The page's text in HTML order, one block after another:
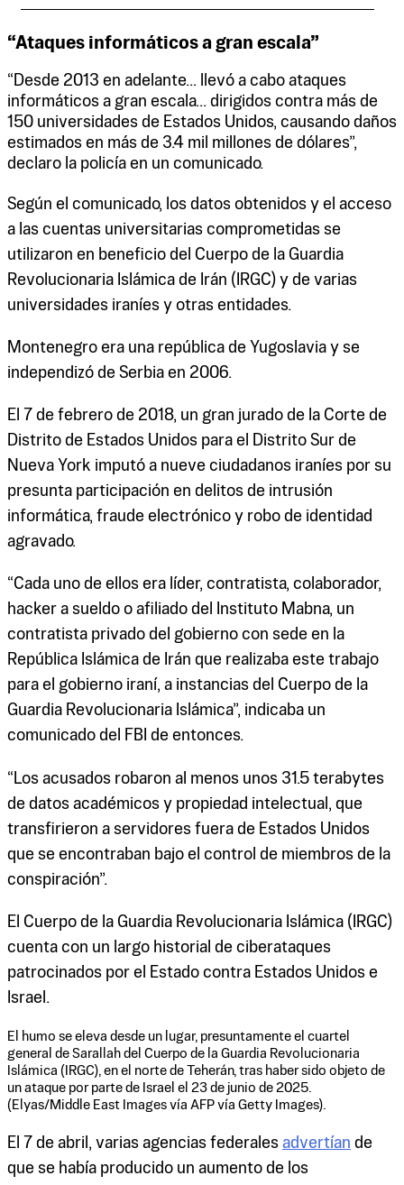
“Ataques informáticos a gran escala”
“Desde 2013 en adelante... llevó a cabo ataques
informáticos a gran escala... dirigidos contra más de
150 universidades de Estados Unidos, causando daños
estimados en más de 3.4 mil millones de dólares”,
declaro la policía en un comunicado.
Según el comunicado, los datos obtenidos y el acceso
a las cuentas universitarias comprometidas se
utilizaron en beneficio del Cuerpo de la Guardia
Revolucionaria Islámica de Irán (IRGC) y de varias
universidades iraníes y otras entidades.
Montenegro era una república de Yugoslavia y se
independizó de Serbia en 2006.
El 7 de febrero de 2018, un gran jurado de la Corte de
Distrito de Estados Unidos para el Distrito Sur de
Nueva York imputó a nueve ciudadanos iraníes por su
presunta participación en delitos de intrusión
informática, fraude electrónico y robo de identidad
agravado.
“Cada uno de ellos era líder, contratista, colaborador,
hacker a sueldo o afiliado del Instituto Mabna, un
contratista privado del gobierno con sede en la
República Islámica de Irán que realizaba este trabajo
para el gobierno iraní, a instancias del Cuerpo de la
Guardia Revolucionaria Islámica”, indicaba un
comunicado del FBI de entonces.
“Los acusados robaron al menos unos 31.5 terabytes
de datos académicos y propiedad intelectual, que
transfirieron a servidores fuera de Estados Unidos
que se encontraban bajo el control de miembros de la
conspiración”.
El Cuerpo de la Guardia Revolucionaria Islámica (IRGC)
cuenta con un largo historial de ciberataques
patrocinados por el Estado contra Estados Unidos e
Israel.
El humo se eleva desde un lugar, presuntamente el cuartel
general de Sarallah del Cuerpo de la Guardia Revolucionaria
Islámica (IRGC), en el norte de Teherán, tras haber sido objeto de
un ataque por parte de Israel el 23 de junio de 2025.
(Elyas/Middle East Images vía AFP vía Getty Images).
El 7 de abril, varias agencias federales advertían de
que se había producido un aumento de los